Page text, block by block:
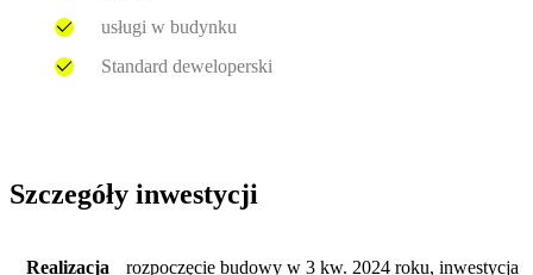
usługi w budynku
Standard deweloperski
Szczegóły inwestycji
Realizacja
rozpoczęcie budowy w 3 kw. 2024 roku, inwestycja